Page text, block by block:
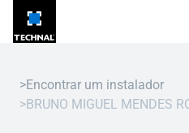
Encontrar um instalador
BRUNO MIGUEL MENDES